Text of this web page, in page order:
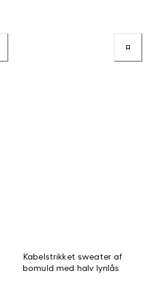
Kabelstrikket sweater af
bomuld med halv lynlås